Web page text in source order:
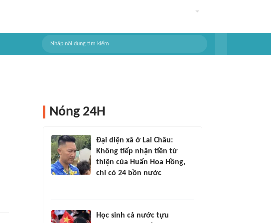
Nóng 24H
Đại diện xã ở Lai Châu:
Không tiếp nhận tiền từ
thiện của Huấn Hoa Hồng,
chỉ có 24 bồn nước
Học sinh cả nước tựu